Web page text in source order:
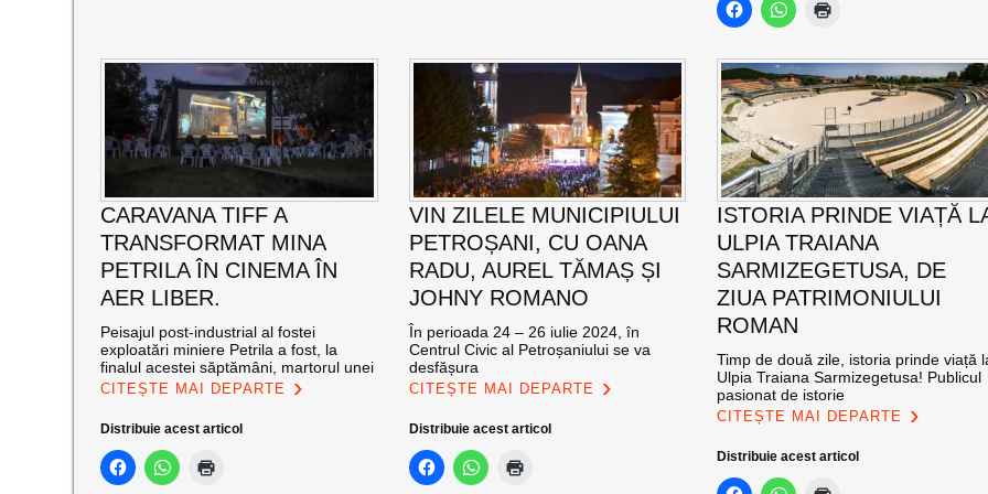
CARAVANA TIFF A
TRANSFORMAT MINA
PETRILA ÎN CINEMA ÎN
AER LIBER.
Peisajul post-industrial al fostei
exploatări miniere Petrila a fost, la
finalul acestei săptămâni, martorul unei
CITEȘTE MAI DEPARTE
Distribuie acest articol
VIN ZILELE MUNICIPIULUI
PETROȘANI, CU OANA
RADU, AUREL TĂMAȘ ȘI
JOHNY ROMANO
În perioada 24 – 26 iulie 2024, în
Centrul Civic al Petroșaniului se va
desfășura
CITEȘTE MAI DEPARTE
Distribuie acest articol
ISTORIA PRINDE VIAȚĂ
ULPIA TRAIANA
SARMIZEGETUSA, DE
ZIUA PATRIMONIULUI
ROMAN
Timp de două zile, istoria prinde viață
Ulpia Traiana Sarmizegetusa! Publicul
pasionat de istorie
CITEȘTE MAI DEPARTE
Distribuie acest articol